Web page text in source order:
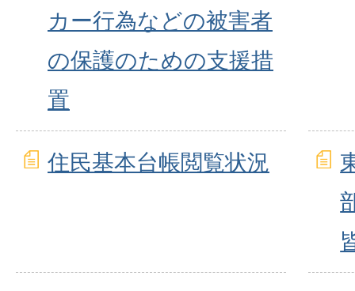
カー行為などの被害者
の保護のための支援措
置
住民基本台帳閲覧状況